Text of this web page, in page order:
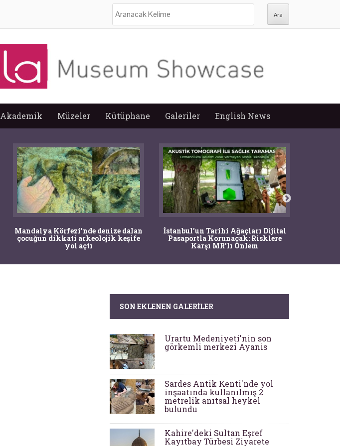
Akademik Müzeler Kütüphane Galeriler English News
Mandalya Körfezi’nde denize dalan
çocuğun dikkati arkeolojik keşife
yol açtı
İstanbul'un Tarihi Ağaçları Dijital
Pasaportla Korunacak: Risklere
Karşı MR'lı Önlem
SON EKLENEN GALERILER
Urartu Medeniyeti'nin son
görkemli merkezi Ayanis
Sardes Antik Kenti'nde yol
inşaatında kullanılmış 2
metrelik anıtsal heykel
bulundu
Kahire'deki Sultan Eşref
Kayıtbay Türbesi Ziyarete